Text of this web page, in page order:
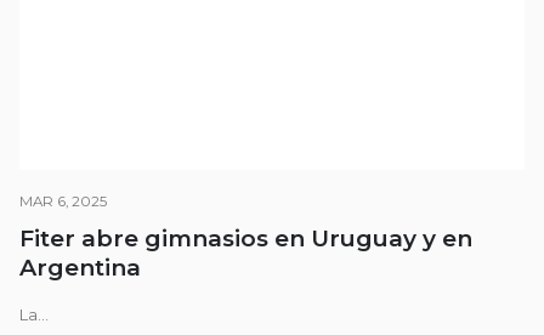
MAR 6, 2025
Fiter abre gimnasios en Uruguay y en
Argentina
La...